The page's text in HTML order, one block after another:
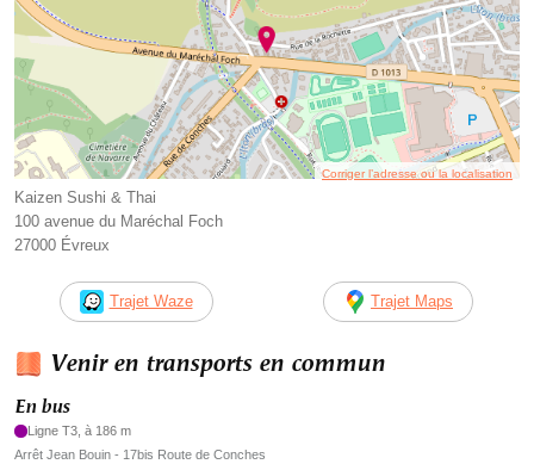
Corriger l’adresse ou la localisation
Kaizen Sushi & Thai
100 avenue du Maréchal Foch
27000 Évreux
Trajet Waze Trajet Maps
Venir en transports en commun
En bus
Ligne T3, à 186 m
Arrêt Jean Bouin - 17bis Route de Conches